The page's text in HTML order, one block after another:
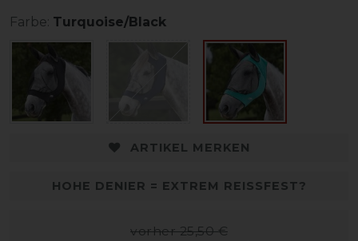
Farbe: Turquoise/Black
ARTIKEL MERKEN
HOHE DENIER = EXTREM REISSFEST?
vorher 25,50 €